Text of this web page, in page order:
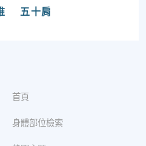
五十肩
首頁
身體部位檢索